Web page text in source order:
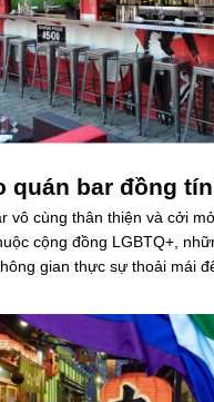
quán bar đồng
vô cùng thân thiện và cởi
cộng đồng LGBTQ+,
gian thực sự thoải mái